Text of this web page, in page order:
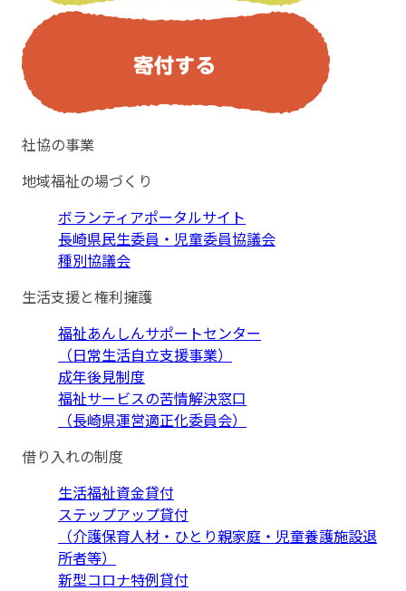
社協の事業
地域福祉の場づくり
ボランティアポータルサイト
長崎県民生委員・児童委員協議会
種別協議会
生活支援と権利擁護
福祉あんしんサポートセンター
（日常生活自立支援事業）
成年後見制度
福祉サービスの苦情解決窓口
（長崎県運営適正化委員会）
借り入れの制度
生活福祉資金貸付
ステップアップ貸付
（介護保育人材・ひとり親家庭・児童養護施設退
所者等）
新型コロナ特例貸付